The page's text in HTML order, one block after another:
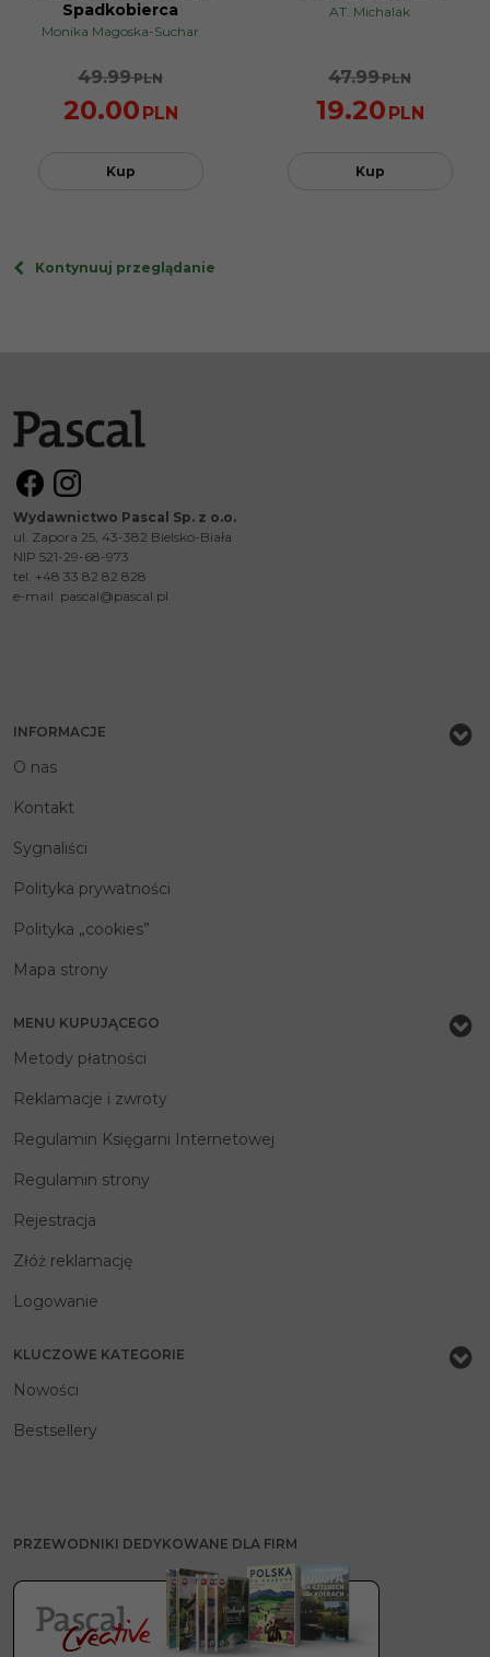
PROMOCJASpadkobierca
Monika Magoska-Suchar
49.99PLN
20.00 PLN
Kup
AT. Michalak
47.99PLN
19.20 PLN
Kup
Kontynuuj przeglądanie
Wydawnictwo Pascal Sp. z o.o.
ul. Zapora 25, 43-382 Bielsko-Biała
NIP 521-29-68-973
tel. +48 33 82 82 828
e-mail: pascal@pascal.pl
INFORMACJE
O nas
Kontakt
Sygnaliści
Polityka prywatności
Polityka „cookies”
Mapa strony
MENU KUPUJĄCEGO
Metody płatności
Reklamacje i zwroty
Regulamin Księgarni Internetowej
Regulamin strony
Rejestracja
Złóż reklamację
Logowanie
KLUCZOWE KATEGORIE
Nowości
Bestsellery
PRZEWODNIKI DEDYKOWANE DLA FIRM